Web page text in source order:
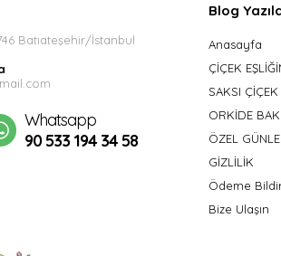
Batıateşehir/İstanbul
Whatsapp
90 533 194 34 58
Blog
Anasayfa
ÇİÇEK
SAKSI
ORKİDE
ÖZEL
GİZLİLİK
Ödeme
Bize Ulaşın